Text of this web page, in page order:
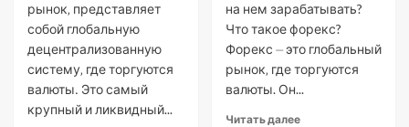
рынок‚ представляет
собой глобальную
децентрализованную
систему‚ где торгуются
валюты․ Это самый
крупный и ликвидный...
на нем зарабатывать?
Что такое форекс?
Форекс ⏤ это глобальный
рынок‚ где торгуются
валюты. Он...
Читать далее